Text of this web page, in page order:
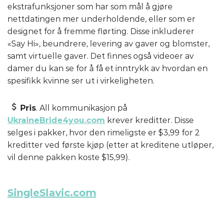
ekstrafunksjoner som har som mål å gjøre
nettdatingen mer underholdende, eller som er
designet for å fremme flørting. Disse inkluderer
«Say Hi», beundrere, levering av gaver og blomster,
samt virtuelle gaver. Det finnes også videoer av
damer du kan se for å få et inntrykk av hvordan en
spesifikk kvinne ser ut i virkeligheten.
Pris. All kommunikasjon på
UkraineBride4you.com krever kreditter. Disse
selges i pakker, hvor den rimeligste er $3,99 for 2
kreditter ved første kjøp (etter at kreditene utløper,
vil denne pakken koste $15,99).
SingleSlavic.com